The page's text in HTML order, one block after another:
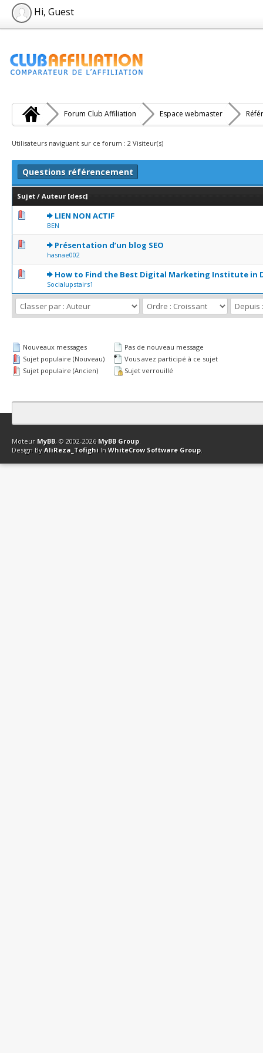
Hi, Guest
Forum Club Affiliation Espace webmaster
Utilisateurs naviguant sur ce forum : 2 Visiteur(s)
Questions référencement
Sujet / Auteur [desc]
LIEN NON ACTIF
BEN
0 Votes - 0 sur 5 en moyenne
12
Présentation d’un blog SEO
hasnae002
1 Votes - 5 sur 5 en moyenne
12345
How to Find the Best Digital Marketing Institute in
Socialupstairs1
0 Votes - 0 sur 5 en moyenne
12345
Nouveaux messages
Sujet populaire (Nouveau)
Sujet populaire (Ancien)
Pas de nouveau message
Vous avez participé à ce sujet
Sujet verrouillé
Contact Club Affiliation Retourner en haut Version bas-débit
Moteur MyBB, © 2002-2026 MyBB Group.
Design By AliReza_Tofighi In WhiteCrow Software Group.